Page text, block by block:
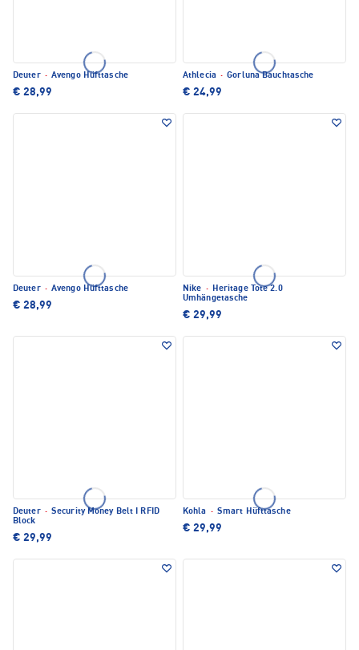
Deuter · Avengo Hüfttasche
€ 28,99
Athlecia · Gorluna Bauchtasche
€ 24,99
Deuter · Avengo Hüfttasche
€ 28,99
Nike · Heritage Tote 2.0
Umhängetasche
€ 29,99
Deuter · Security Money Belt I RFID
Block
€ 29,99
Kohla · Smart Hüfttasche
€ 29,99